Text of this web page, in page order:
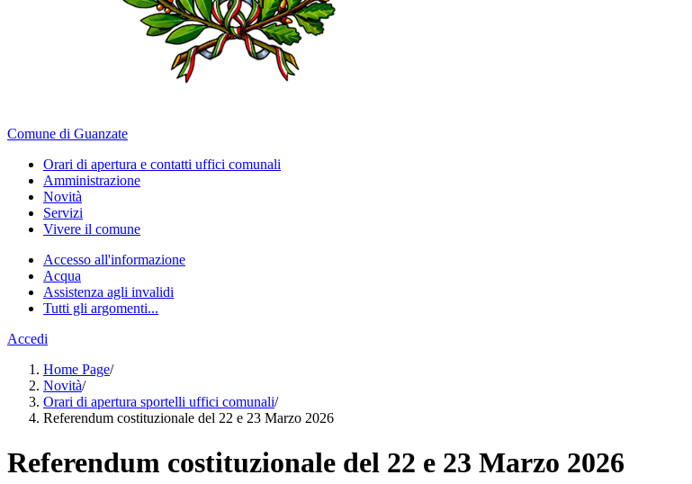
Comune di Guanzate
Orari di apertura e contatti uffici comunali
Amministrazione
Novità
Servizi
Vivere il comune
Accesso all'informazione
Acqua
Assistenza agli invalidi
Tutti gli argomenti...
Accedi
Home Page/
Novità/
Orari di apertura sportelli uffici comunali/
Referendum costituzionale del 22 e 23 Marzo 2026
Referendum costituzionale del 22 e 23 Marzo 2026